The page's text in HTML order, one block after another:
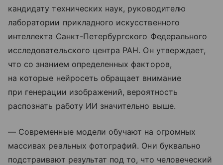
кандидату технических наук, руководителю
лаборатории прикладного искусственного
интеллекта Санкт-Петербургского Федерального
исследовательского центра РАН. Он утверждает,
что со знанием определенных факторов,
на которые нейросеть обращает внимание
при генерации изображений, вероятность
распознать работу ИИ значительно выше.
— Современные модели обучают на огромных
массивах реальных фотографий. Они буквально
подстраивают результат под то, что человеческий